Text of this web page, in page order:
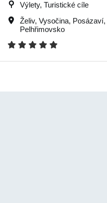
Výlety, Turistické cíle
Želiv, Vysočina, Posázaví,
Pelhřimovsko